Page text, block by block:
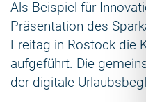
Als Beispiel für
Präsentation des
Freitag in Rostock die
aufgeführt. Die
der digitale